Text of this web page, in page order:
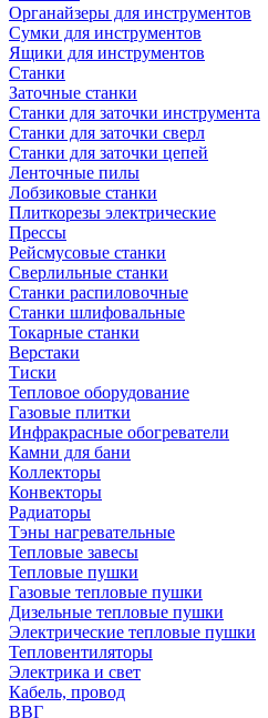
Органайзеры для инструментов
Сумки для инструментов
Ящики для инструментов
Станки
Заточные станки
Станки для заточки инструмента
Станки для заточки сверл
Станки для заточки цепей
Ленточные пилы
Лобзиковые станки
Плиткорезы электрические
Прессы
Рейсмусовые станки
Сверлильные станки
Станки распиловочные
Станки шлифовальные
Токарные станки
Верстаки
Тиски
Тепловое оборудование
Газовые плитки
Инфракрасные обогреватели
Камни для бани
Коллекторы
Конвекторы
Радиаторы
Тэны нагревательные
Тепловые завесы
Тепловые пушки
Газовые тепловые пушки
Дизельные тепловые пушки
Электрические тепловые пушки
Тепловентиляторы
Электрика и свет
Кабель, провод
ВВГ